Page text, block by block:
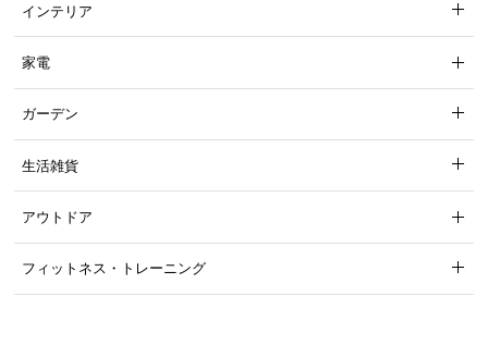
インテリア
家電
ガーデン
生活雑貨
アウトドア
フィットネス・トレーニング